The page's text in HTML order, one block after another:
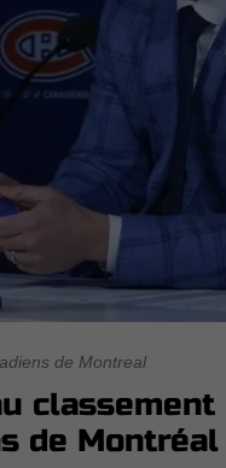
de Montreal
de Montréal